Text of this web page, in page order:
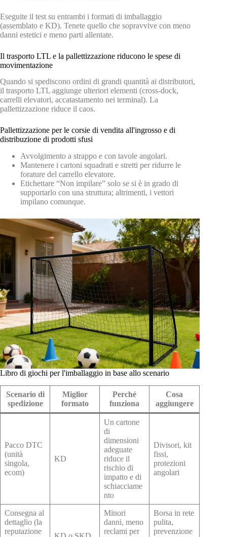
Eseguite il test su entrambi i formati di imballaggio
(assemblato e KD). Tenete quello che sopravvive con meno
danni estetici e meno parti allentate.
Il trasporto LTL e la pallettizzazione riducono le spese di
movimentazione
Quando si spediscono ordini di grandi quantità ai distributori,
il trasporto LTL aggiunge ulteriori elementi (cross-dock,
carrelli elevatori, accatastamento nei terminal). La
pallettizzazione riduce il caos.
Pallettizzazione per le corsie di vendita all'ingrosso e di
distribuzione di prodotti sfusi
Avvolgimento a strappo e con tavole angolari.
Mantenere i cartoni squadrati e stretti per ridurre le
forature del carrello elevatore.
Etichettare “Non impilare” solo se si è in grado di
supportarlo con una struttura; altrimenti, i vettori
impilano comunque.
Libro di giochi per l'imballaggio in base allo scenario
Scenario di
spedizione
Miglior
formato
Perché
funziona
Cosa
aggiungere
Pacco DTC
(unità
singola,
ecom)
KD
Un cartone
di
dimensioni
adeguate
riduce il
rischio di
impatto e di
schiacciame
nto
Divisori, kit
fissi,
protezioni
angolari
Consegna al
dettaglio (la
reputazione
Minori
danni, meno
reclami per
Borsa in rete
pulita,
prevenzione